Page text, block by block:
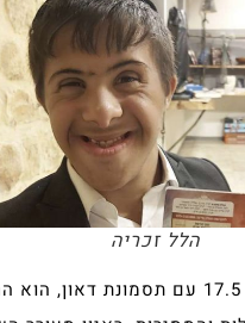
הלל זכריה
הלל זכריה, בן 17.5 עם תסמונת דאון,